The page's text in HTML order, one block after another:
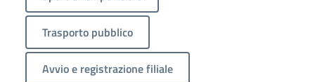
Trasporto pubblico
Avvio e registrazione filiale